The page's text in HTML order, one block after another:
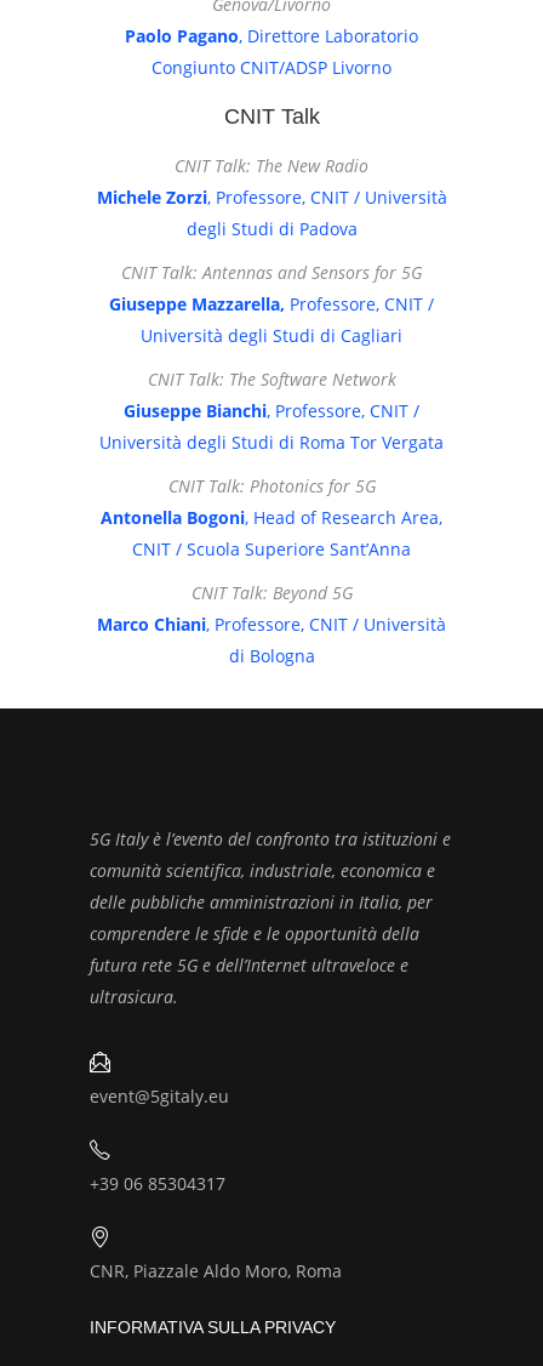
Paolo Pagano, Direttore Laboratorio
Congiunto CNIT/ADSP Livorno
CNIT Talk
CNIT Talk: The New Radio
Michele Zorzi, Professore, CNIT / Università
degli Studi di Padova
CNIT Talk: Antennas and Sensors for 5G
Giuseppe Mazzarella, Professore, CNIT /
Università degli Studi di Cagliari
CNIT Talk: The Software Network
Giuseppe Bianchi, Professore, CNIT /
Università degli Studi di Roma Tor Vergata
CNIT Talk: Photonics for 5G
Antonella Bogoni, Head of Research Area,
CNIT / Scuola Superiore Sant’Anna
CNIT Talk: Beyond 5G
Marco Chiani, Professore, CNIT / Università
di Bologna
5G Italy è l’evento del confronto tra istituzioni e
comunità scientifica, industriale, economica e
delle pubbliche amministrazioni in Italia, per
comprendere le sfide e le opportunità della
futura rete 5G e dell’Internet ultraveloce e
ultrasicura.
event@5gitaly.eu
+39 06 85304317
CNR, Piazzale Aldo Moro, Roma
INFORMATIVA SULLA PRIVACY